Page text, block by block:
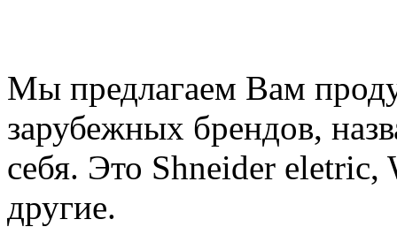
Мы предлагаем Вам
зарубежных брендов,
себя. Это Shneider
другие.